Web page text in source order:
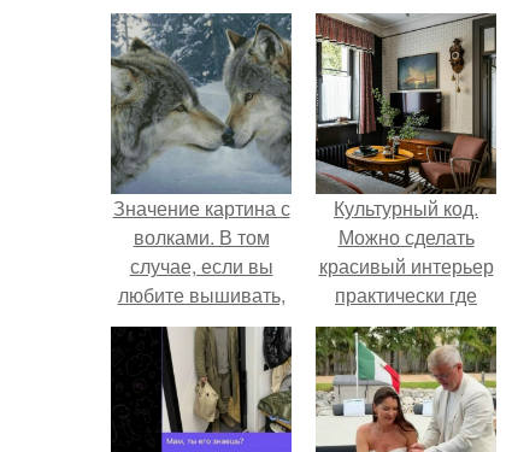
Значение картина с
волками. В том
случае, если вы
любите вышивать,
то наверняка
задумывались о
том, что означает та
или иная вышитая
вами картина.
Культурный код.
Можно сделать
красивый интерьер
практически где
угодно.